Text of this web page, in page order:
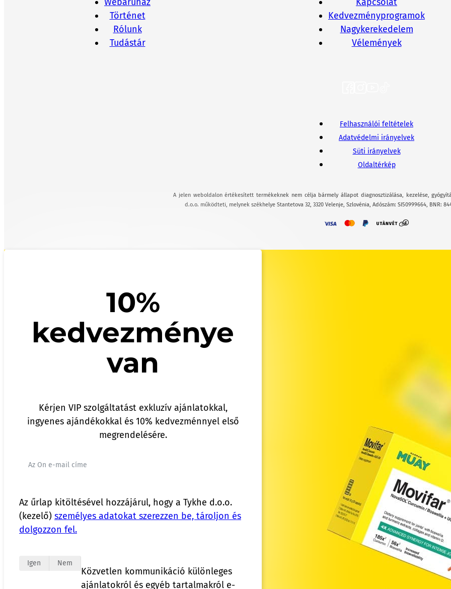
Történet
Rólunk
Tudástár
Kedvezményprogramok
Nagykerekedelem
Vélemények
Felhasználói feltételek
Adatvédelmi irányelvek
Süti irányelvek
Oldaltérkép
A jelen weboldalon értékesített termékeknek nem célja bármely állapot diagnosztizálása, kezelése,
d.o.o. működteti, melynek székhelye Stantetova 32, 3320 Velenje, Szlovénia, Adószám: SI50999664, BNR:
10%
kedvezménye
van
Kérjen VIP szolgáltatást exkluzív ajánlatokkal,
ingyenes ajándékokkal és 10% kedvezménnyel első
megrendelésére.
Az űrlap kitöltésével hozzájárul, hogy a Tykhe d.o.o.
(kezelő) személyes adatokat szerezzen be, tároljon és
dolgozzon fel.
Igen Nem
Közvetlen kommunikáció különleges
ajánlatokról és egyéb tartalmakról e-